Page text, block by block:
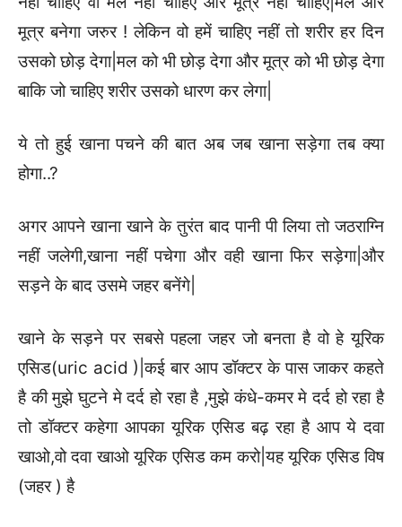
मूत्र बनेगा जरुर ! लेकिन वो हमें चाहिए नहीं तो शरीर हर दिन
उसको छोड़ देगा|मल को भी छोड़ देगा और मूत्र को भी छोड़ देगा
बाकि जो चाहिए शरीर उसको धारण कर लेगा|
ये तो हुई खाना पचने की बात अब जब खाना सड़ेगा तब क्या
होगा..?
अगर आपने खाना खाने के तुरंत बाद पानी पी लिया तो जठराग्नि
नहीं जलेगी,खाना नहीं पचेगा और वही खाना फिर सड़ेगा|और
सड़ने के बाद उसमे जहर बनेंगे|
खाने के सड़ने पर सबसे पहला जहर जो बनता है वो हे यूरिक
एसिड(uric acid )|कई बार आप डॉक्टर के पास जाकर कहते
है की मुझे घुटने मे दर्द हो रहा है ,मुझे कंधे-कमर मे दर्द हो रहा है
तो डॉक्टर कहेगा आपका यूरिक एसिड बढ़ रहा है आप ये दवा
खाओ,वो दवा खाओ यूरिक एसिड कम करो|यह यूरिक एसिड विष
(जहर ) है